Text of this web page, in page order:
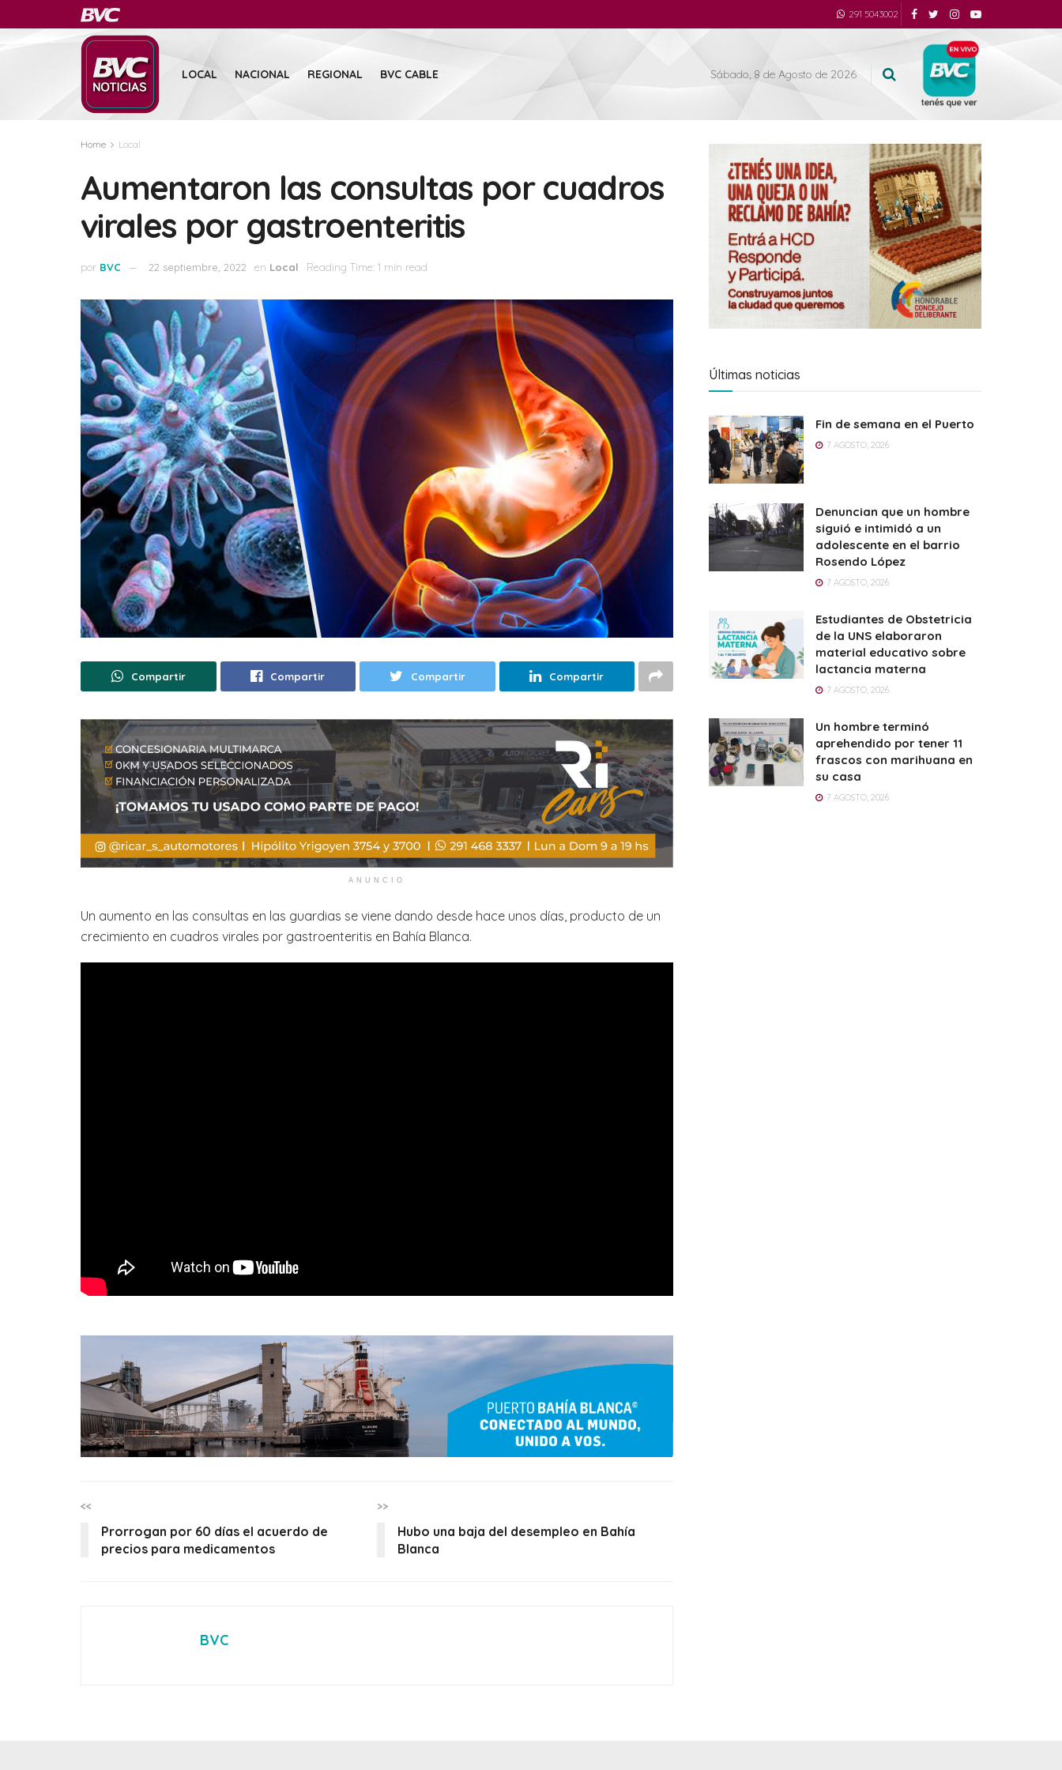
291 5043002
LOCAL NACIONAL REGIONAL BVC CABLE Sábado, 8 de Agosto de 2026
Home Local
Aumentaron las consultas por cuadros
virales por gastroenteritis
por BVC 22 septiembre, 2022 en Local Reading Time: 1 min read
Compartir Compartir Compartir Compartir
ANUNCIO
Un aumento en las consultas en las guardias se viene dando desde hace unos días, producto de un
crecimiento en cuadros virales por gastroenteritis en Bahía Blanca.
<<
Prorrogan por 60 días el acuerdo de
precios para medicamentos
>>
Hubo una baja del desempleo en Bahía
Blanca
BVC
Últimas noticias
Fin de semana en el Puerto
7 AGOSTO, 2026
Denuncian que un hombre
siguió e intimidó a un
adolescente en el barrio
Rosendo López
7 AGOSTO, 2026
Estudiantes de Obstetricia
de la UNS elaboraron
material educativo sobre
lactancia materna
7 AGOSTO, 2026
Un hombre terminó
aprehendido por tener 11
frascos con marihuana en
su casa
7 AGOSTO, 2026